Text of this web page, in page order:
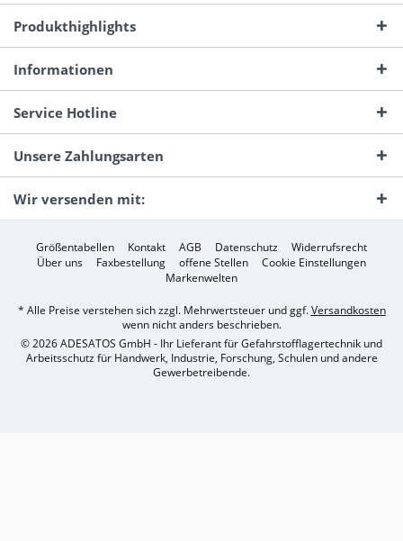
Produkthighlights
Informationen
Service Hotline
Unsere Zahlungsarten
Wir versenden mit:
Größentabellen Kontakt AGB Datenschutz
Widerrufsrecht
Über uns
Faxbestellung offene Stellen
Cookie Einstellungen
Markenwelten
* Alle Preise verstehen sich zzgl. Mehrwertsteuer und ggf.Versandkosten
wenn nicht anders beschrieben.
© 2026 ADESATOS GmbH - Ihr Lieferant für Gefahrstofflagertechnik und
Arbeitsschutz für Handwerk, Industrie, Forschung, Schulen und andere
Gewerbetreibende.